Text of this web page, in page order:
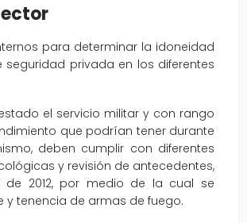
para determinar la idoneidad
privada en los diferentes
el servicio militar y con rango
que podrían tener durante
deben cumplir con diferentes
y revisión de antecedentes,
2012, por medio de la cual se
tenencia de armas de fuego.